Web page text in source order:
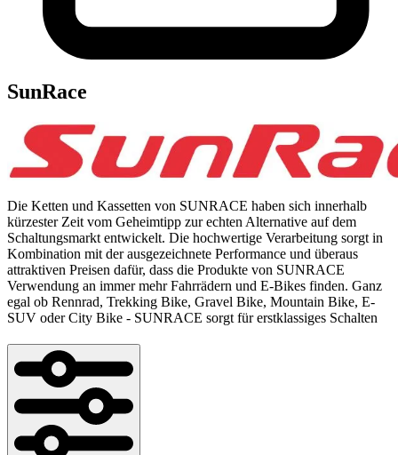
SunRace
Die Ketten und Kassetten von SUNRACE haben sich innerhalb
kürzester Zeit vom Geheimtipp zur echten Alternative auf dem
Schaltungsmarkt entwickelt. Die hochwertige Verarbeitung sorgt in
Kombination mit der ausgezeichnete Performance und überaus
attraktiven Preisen dafür, dass die Produkte von SUNRACE
Verwendung an immer mehr Fahrrädern und E-Bikes finden. Ganz
egal ob Rennrad, Trekking Bike, Gravel Bike, Mountain Bike, E-
SUV oder City Bike - SUNRACE sorgt für erstklassiges Schalten